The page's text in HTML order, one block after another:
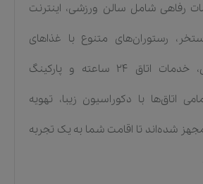
رفاهی شامل سالن ورزشی، اینترنت
رستوران‌های متنوع با غذاهای
بین‌المللی و محلی، خدمات اتاق 24 ساعته و پارکینگ
اتاق‌ها با دکوراسیون زیبا، تهویه
شده‌اند تا اقامت شما به یک تجربه